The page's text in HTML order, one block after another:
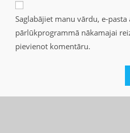
Saglabājiet manu vārdu, e-
pārlūkprogrammā nākamajai
pievienot komentāru.